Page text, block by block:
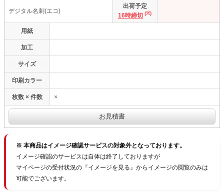
デジタル名刺(エコ)
用紙
加工
サイズ
印刷カラー
枚数 × 件数
出荷予定
16時締切 (※)
×
※ 本商品はイメージ確認サービスの対象外となっております。
イメージ確認のサービスは自体は終了しておりますが
マイページの受付状況の『イメージを見る』からイメージの閲覧のみは
可能でございます。